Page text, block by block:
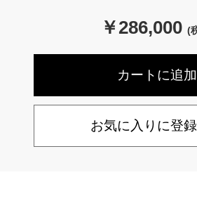
￥286,000 (
お気に入りに登